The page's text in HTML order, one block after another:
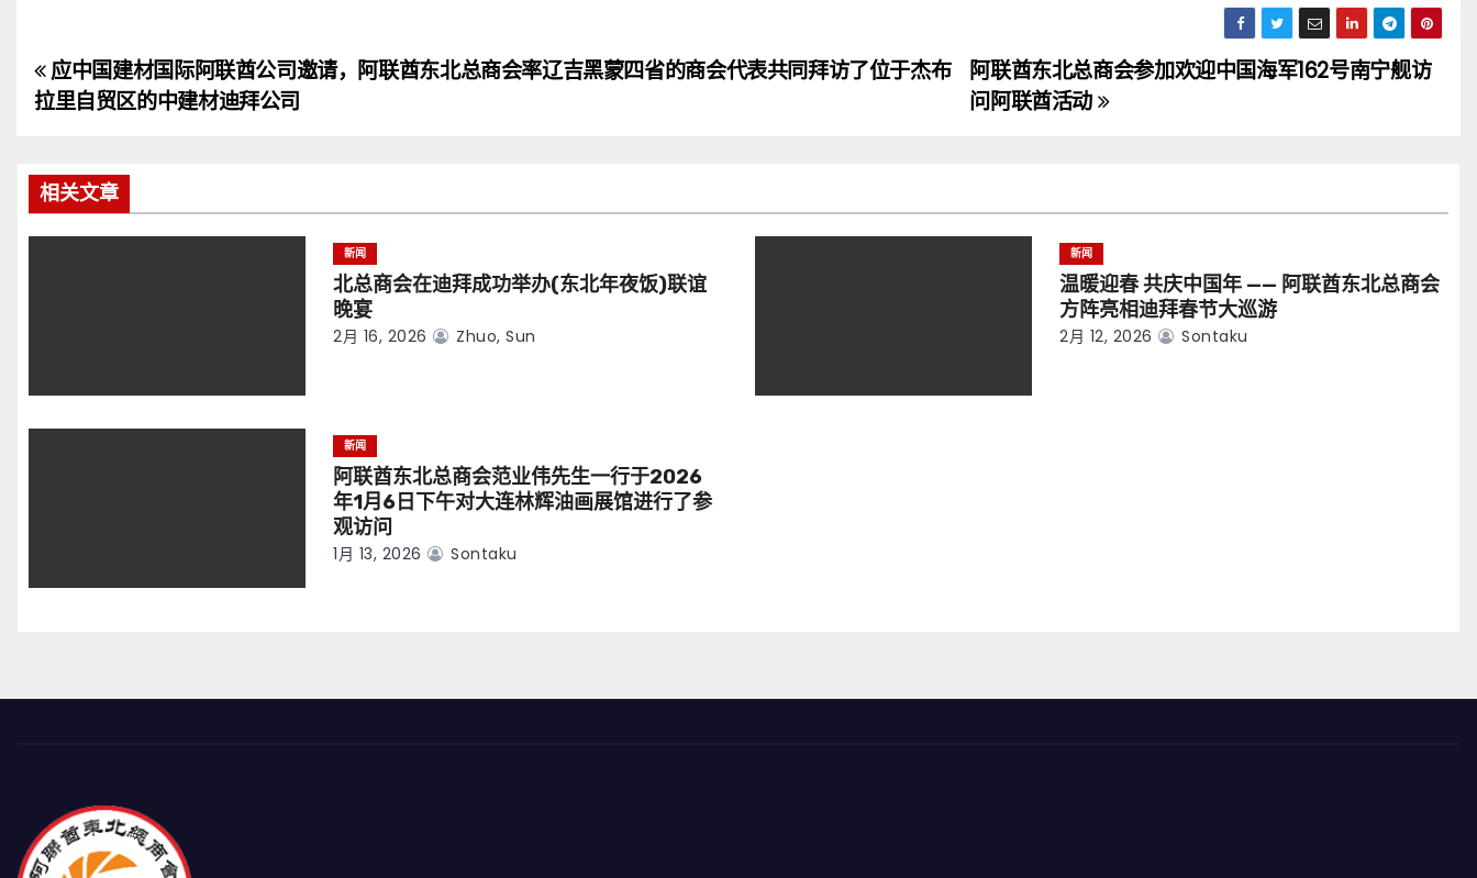
文
章
导
航
阿联酋东北总商会参加欢迎中国海军162号南宁舰访
问阿联酋活动
应中国建材国际阿联酋公司邀请，阿联酋东北总商会率辽吉黑蒙四省的商会代表共同拜访了位于杰布
拉里自贸区的中建材迪拜公司
相关文章
新闻
北总商会在迪拜成功举办(东北年夜饭)联谊
晚宴
2月 16, 2026 Zhuo, Sun
新闻
温暖迎春 共庆中国年 —— 阿联酋东北总商会
方阵亮相迪拜春节大巡游
2月 12, 2026 Sontaku
新闻
阿联酋东北总商会范业伟先生一行于2026
年1月6日下午对大连林辉油画展馆进行了参
观访问
1月 13, 2026 Sontaku